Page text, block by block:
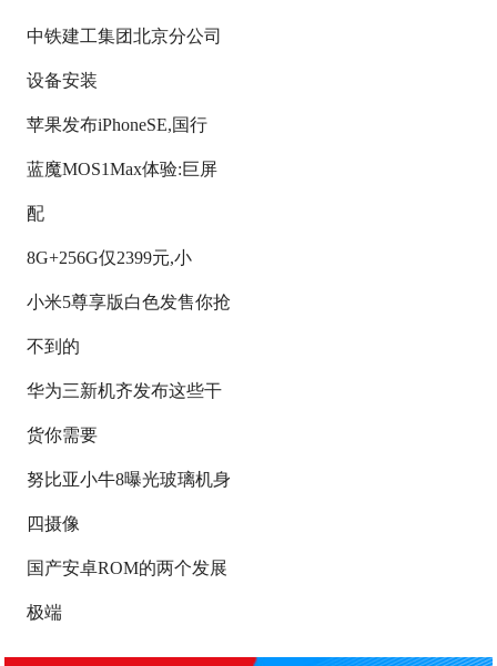
中铁建工集团北京分公司
设备安装
苹果发布iPhoneSE,国行
蓝魔MOS1Max体验:巨屏
配
8G+256G仅2399元,小
小米5尊享版白色发售你抢
不到的
华为三新机齐发布这些干
货你需要
努比亚小牛8曝光玻璃机身
四摄像
国产安卓ROM的两个发展
极端